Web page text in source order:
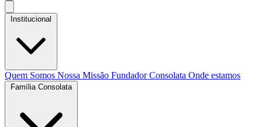
Institucional
Quem Somos Nossa Missão FundadorConsolata Onde estamos
Família Consolata